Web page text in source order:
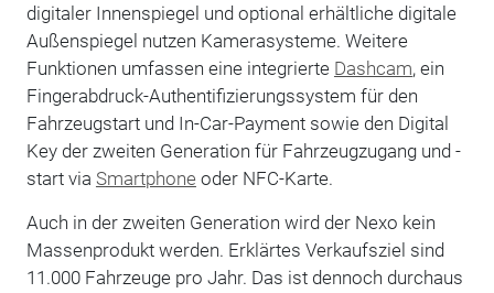
digitaler Innenspiegel und optional erhältliche digitale
Außenspiegel nutzen Kamerasysteme. Weitere
Funktionen umfassen eine integrierte Dashcam, ein
Fingerabdruck-Authentifizierungssystem für den
Fahrzeugstart und In-Car-Payment sowie den Digital
Key der zweiten Generation für Fahrzeugzugang und -
start via Smartphone oder NFC-Karte.
Auch in der zweiten Generation wird der Nexo kein
Massenprodukt werden. Erklärtes Verkaufsziel sind
11.000 Fahrzeuge pro Jahr. Das ist dennoch durchaus